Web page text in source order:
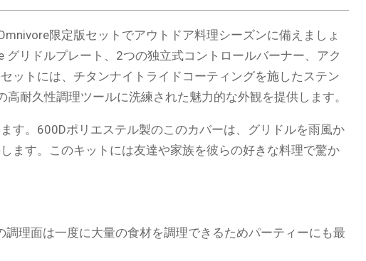
限定版セットでアウトドア料理シーズンに備えましょ
リドルプレート、2つの独立式コントロールバーナー、アク
ットには、チタンナイトライドコーティングを施したステン
耐久性調理ツールに洗練された魅力的な外観を提供します。
す。600Dポリエステル製のこのカバーは、グリドルを雨風か
ます。このキットには友達や家族を彼らの好きな料理で驚か
理面は一度に大量の食材を調理できるためパーティーにも最